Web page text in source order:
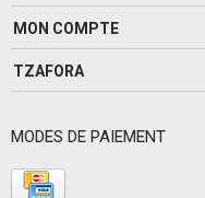
MON COMPTE
TZAFORA
MODES DE PAIEMENT